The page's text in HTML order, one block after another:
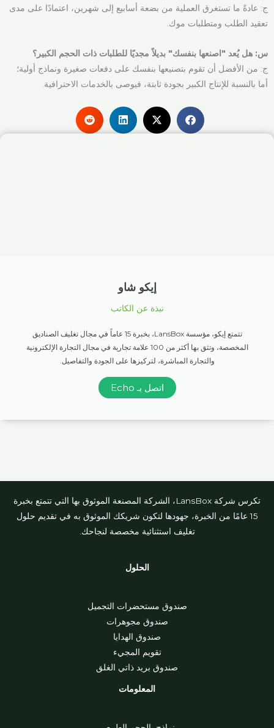
ج: عادةً ما تستغرق العملية من بضعة أسابيع إلى شهرين، اعتمادًا على مدى
تعقيد الطلب ومتطلبات موك.
س: هل يُعد "اصنعها بنفسك" بديلاً مجديًا للطلبات ذات الحجم الكبير؟
ج: من الأفضل أن تقوم بتصنيعها بنفسك على دفعات صغيرة ونماذج أولية؛
أما بالنسبة للإنتاج الكبير بجودة ثابتة، فيوصى بالخدمات الاحترافية.
إيكو شاو
نبذة عن الكاتب
تتمتع إيكو، مؤسسة LansBox، بخبرة 15 عاماً في مجال تغليف الصناديق
المخصصة، وتثق بها أكثر من 100 علامة تجارية في مجال التجارة الإلكترونية
والتجارة المباشرة، لتركيزها على الجودة والتفاصيل.
اتصل بـ Echo
تكرس شركة LansBox، الشركة المصنعة الموثوق بها التي تتمتع بخبرة
15 عامًا من الخبرة، جهودها لتكون شريكك الموثوق به في تقديم حلول
تغليف استثنائية مخصصة لنجاحك.
الحلول
صندوق مستحضرات التجميل
صندوق مجوهرات
صندوق الهدايا
تقويم المجيء
صندوق بريد ذاتي الغلق
المعلومات